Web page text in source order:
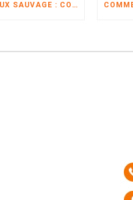
CAPTURE D’ANIMAUX SAUVAGE : COMMENT CELA SE DÉROULE?